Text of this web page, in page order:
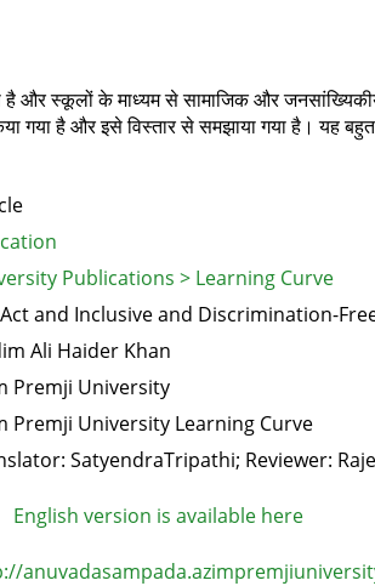
और स्कूलों के माध्यम से सामाजिक और
गया है और इसे विस्तार से समझाया गया है। यह बहुत
Publications > Learning Curve
Act and Inclusive and Discrimination-
Ali Haider Khan
Premji University
Premji University Learning Curve
SatyendraTripathi; Reviewer:
English version is available here